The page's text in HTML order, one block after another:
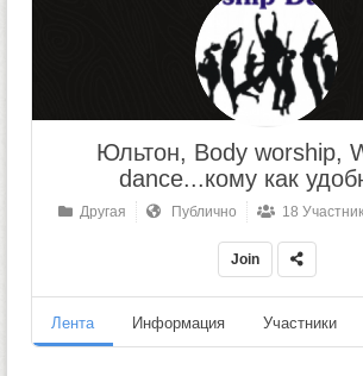
Юльтон, Body worship,
dance...кому как
Другая Публично 18
Join
Лента Информация Участники